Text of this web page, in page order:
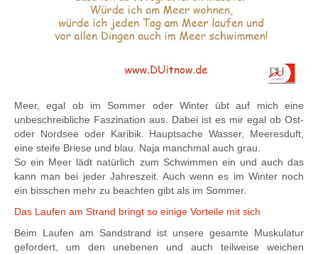
Meer, egal ob im Sommer oder Winter übt auf mich eine
unbeschreibliche Faszination aus. Dabei ist es mir egal ob Ost-
oder Nordsee oder Karibik. Hauptsache Wasser, Meeresduft,
eine steife Briese und blau. Naja manchmal auch grau.
So ein Meer lädt natürlich zum Schwimmen ein und auch das
kann man bei jeder Jahreszeit. Auch wenn es im Winter noch
ein bisschen mehr zu beachten gibt als im Sommer.
Das Laufen am Strand bringt so einige Vorteile mit sich
Beim Laufen am Sandstrand ist unsere gesamte Muskulatur
gefordert, um den unebenen und auch teilweise weichen